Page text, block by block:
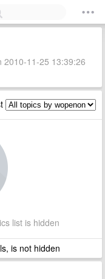
2010-11-25 13:39:26
list is hidden
is not hidden